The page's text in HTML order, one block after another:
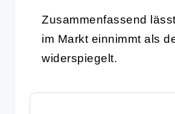
Zusammenfassend
im Markt einnimmt als
widerspiegelt.